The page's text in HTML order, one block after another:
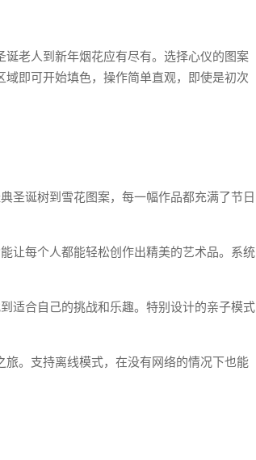
老人到新年烟花应有尽有。选择心仪的图案
即可开始填色，操作简单直观，即使是初次
圣诞树到雪花图案，每一幅作品都充满了节日
让每个人都能轻松创作出精美的艺术品。系统
适合自己的挑战和乐趣。特别设计的亲子模式
。支持离线模式，在没有网络的情况下也能